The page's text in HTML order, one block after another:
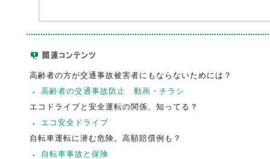
高齢者の方が交通事故被害者にもならないためには？
高齢者の交通事故防止 動画・チラシ
エコドライブと安全運転の関係、知ってる？
エコ安全ドライブ
自転車運転に潜む危険。高額賠償例も？
自転車事故と保険